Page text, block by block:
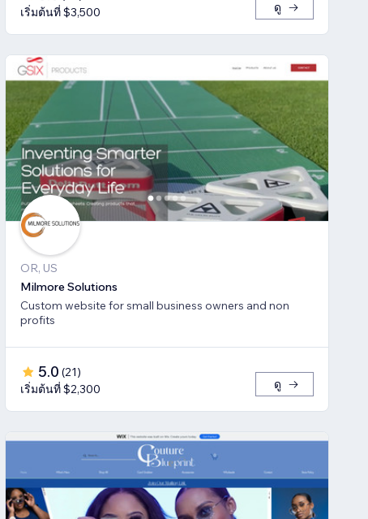
เริ่มต้นที่ $3,500
ดู
OR, US
Milmore Solutions
Custom website for small business owners and non
profits
5.0 (21)
เริ่มต้นที่ $2,300
ดู